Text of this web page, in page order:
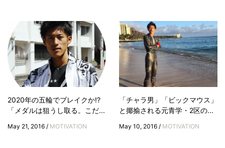
2020年の五輪でブレイクか!?
「メダルは狙うし取る。こだ...
May 21, 2016 / MOTIVATION
「チャラ男」「ビックマウス」
と揶揄される元青学・2区の...
May 10, 2016 / MOTIVATION